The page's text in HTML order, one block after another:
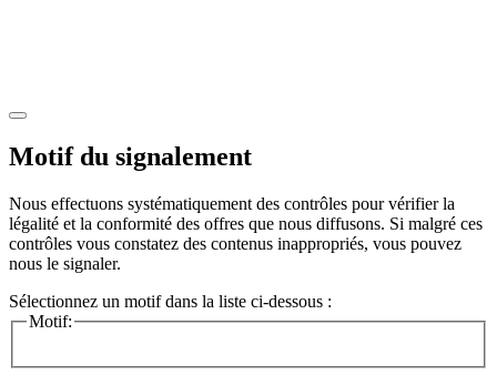
Motif du signalement
Nous effectuons systématiquement des contrôles pour vérifier la
légalité et la conformité des offres que nous diffusons. Si malgré ces
contrôles vous constatez des contenus inappropriés, vous pouvez
nous le signaler.
Sélectionnez un motif dans la liste ci-dessous :
Motif: